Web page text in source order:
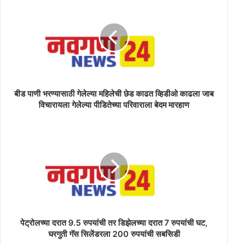
जाबबीड पाणी भरण्यासाठी गेलेल्या महिलेची छेड काढत व्हिडीओ काढला जाब
विचारायला गेलेल्या पीडितेच्या परिवाराला बेदम मारहाण
पेट्रोलच्या दरात 9.5 रुपयांची तर डिझेलच्या दरात 7 रुपयांची घट,
घरगुती गॅस सिलेंडरला 200 रुपयांची सबसिडी